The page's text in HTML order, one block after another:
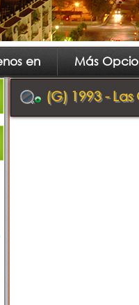
en Más
(G) 1993 -